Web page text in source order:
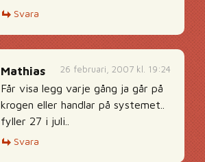
Svara
26 februari, 2007 kl. 19:24
Mathias
Får visa legg varje gång ja går på
krogen eller handlar på systemet..
fyller 27 i juli..
Svara